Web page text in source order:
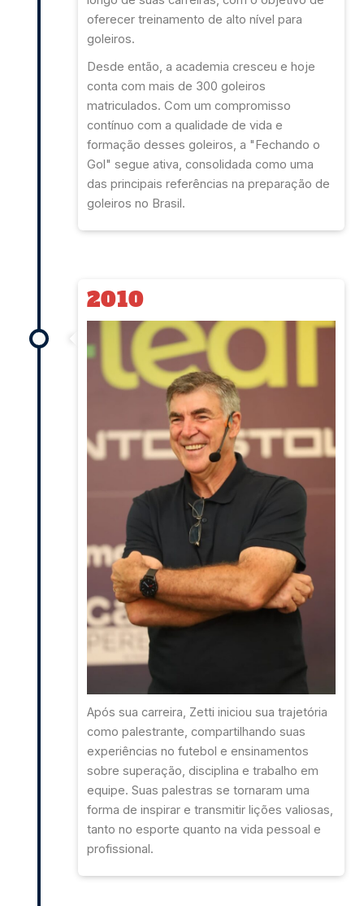
oferecer treinamento de alto nível para
goleiros.
Desde então, a academia cresceu e hoje
conta com mais de 300 goleiros
matriculados. Com um compromisso
contínuo com a qualidade de vida e
formação desses goleiros, a "Fechando o
Gol" segue ativa, consolidada como uma
das principais referências na preparação de
goleiros no Brasil.
2010
Após sua carreira, Zetti iniciou sua trajetória
como palestrante, compartilhando suas
experiências no futebol e ensinamentos
sobre superação, disciplina e trabalho em
equipe. Suas palestras se tornaram uma
forma de inspirar e transmitir lições valiosas,
tanto no esporte quanto na vida pessoal e
profissional.